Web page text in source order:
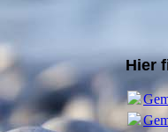
Hier